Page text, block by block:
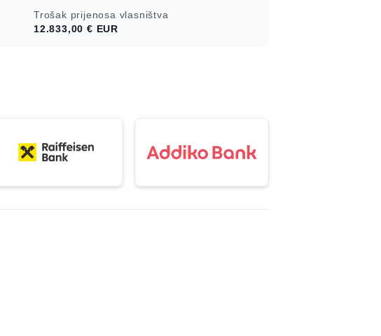
Trošak prijenosa vlasništva
12.833,00 € EUR